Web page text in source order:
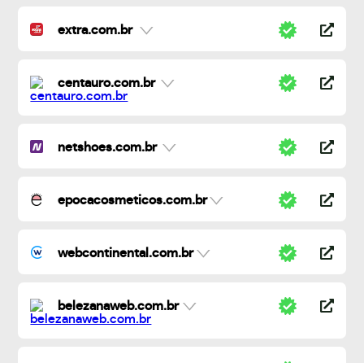
extra.com.br
centauro.com.br
netshoes.com.br
epocacosmeticos.com.br
webcontinental.com.br
belezanaweb.com.br